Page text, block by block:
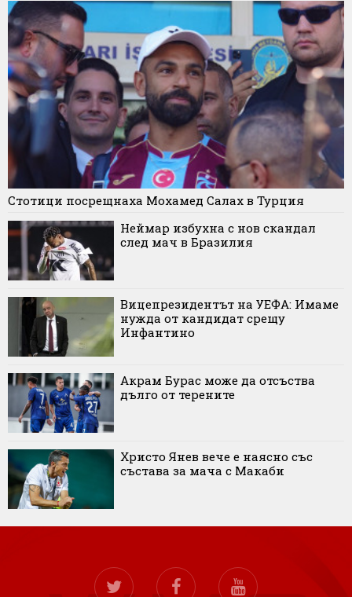
Стотици посрещнаха Мохамед Салах в Турция
Неймар избухна с нов скандал
след мач в Бразилия
Вицепрезидентът на УЕФА: Имаме
нужда от кандидат срещу
Инфантино
Акрам Бурас може да отсъства
дълго от терените
Христо Янев вече е наясно със
състава за мача с Макаби